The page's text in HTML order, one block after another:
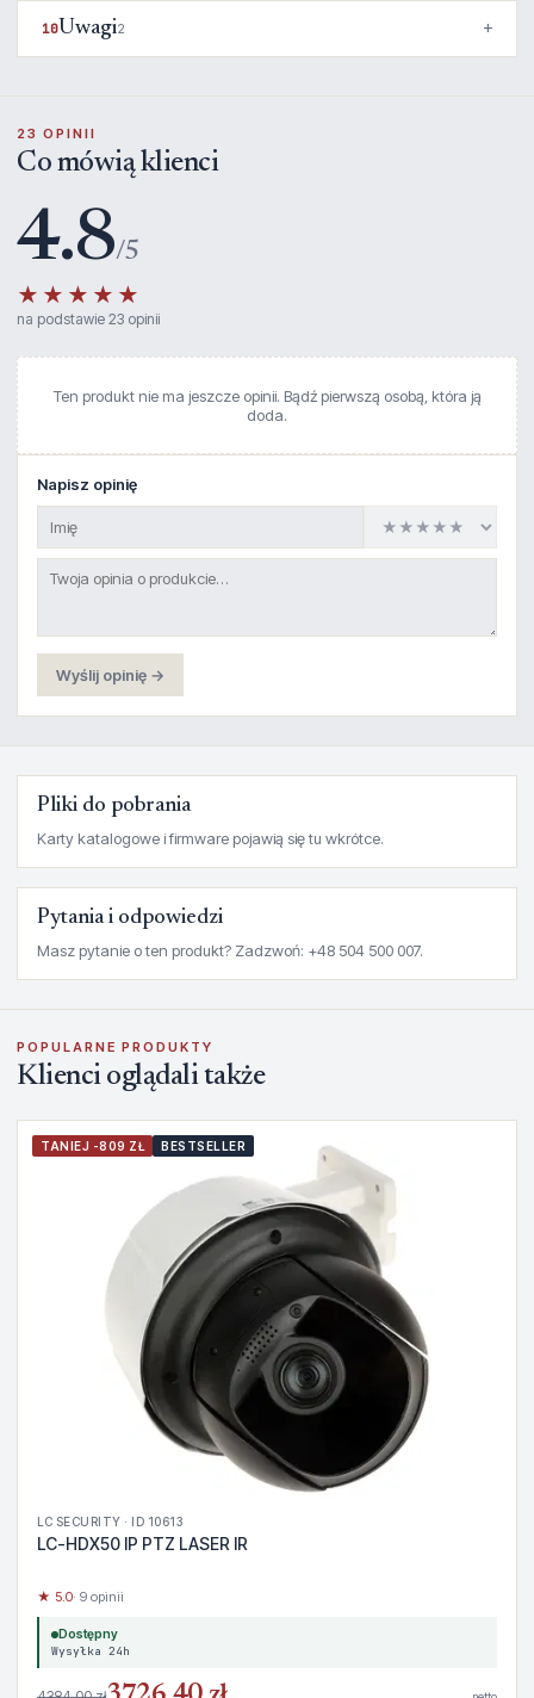
10Uwagi2
23 OPINII
Co mówią klienci
4.8/5
★★★★★
na podstawie 23 opinii
Ten produkt nie ma jeszcze opinii. Bądź pierwszą osobą, która ją
doda.
Napisz opinię
Wyślij opinię →
Pliki do pobrania
Karty katalogowe i firmware pojawią się tu wkrótce.
Pytania i odpowiedzi
Masz pytanie o ten produkt? Zadzwoń: +48 504 500 007.
POPULARNE PRODUKTY
Klienci oglądali także
TANIEJ -809 ZŁ BESTSELLER
LC SECURITY · ID 10613
LC-HDX50 IP PTZ LASER IR
★ 5.0· 9 opinii
Dostępny
Wysyłka 24h